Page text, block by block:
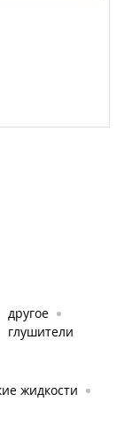
другое
глушители
жидкости